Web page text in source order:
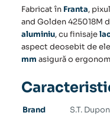
Fabricat în Franta,
and Golden 425018M
aluminiu, cu finisaje
aspect deosebit de
mm asigură o
Brand
S.T.